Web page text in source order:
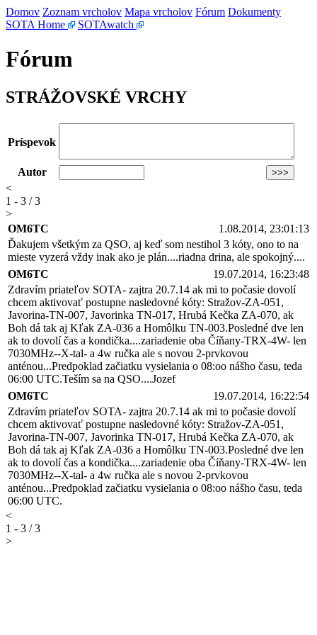
Domov Zoznam vrcholov Mapa vrcholov Fórum Dokumenty
SOTA Home
SOTAwatch
Fórum
STRÁŽOVSKÉ VRCHY
Príspevok
Autor
<
1 - 3 / 3
>
OM6TC
1.08.2014, 23:01:13
Ďakujem všetkým za QSO, aj keď som nestihol 3 kóty, ono to na
mieste vyzerá vždy inak ako je plán....riadna drina, ale spokojný....
OM6TC
19.07.2014, 16:23:48
Zdravím priateľov SOTA- zajtra 20.7.14 ak mi to počasie dovolí
chcem aktivovať postupne nasledovné kóty: Stražov-ZA-051,
Javorina-TN-007, Javorinka TN-017, Hrubá Kečka ZA-070, ak
Boh dá tak aj Kľak ZA-036 a Homôlku TN-003.Posledné dve len
ak to dovolí čas a kondička....zariadenie oba Číňany-TRX-4W- len
7030MHz--X-tal- a 4w ručka ale s novou 2-prvkovou
anténou...Predpoklad začiatku vysielania o 08:oo nášho času, teda
06:00 UTC.Teším sa na QSO....Jozef
OM6TC
19.07.2014, 16:22:54
Zdravím priateľov SOTA- zajtra 20.7.14 ak mi to počasie dovolí
chcem aktivovať postupne nasledovné kóty: Stražov-ZA-051,
Javorina-TN-007, Javorinka TN-017, Hrubá Kečka ZA-070, ak
Boh dá tak aj Kľak ZA-036 a Homôlku TN-003.Posledné dve len
ak to dovolí čas a kondička....zariadenie oba Číňany-TRX-4W- len
7030MHz--X-tal- a 4w ručka ale s novou 2-prvkovou
anténou...Predpoklad začiatku vysielania o 08:oo nášho času, teda
06:00 UTC.
<
1 - 3 / 3
>